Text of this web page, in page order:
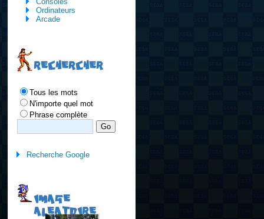
Ordinateurs
Arcade
RECHERCHER
Tous les mots
N'importe quel mot
Phrase complète
Recherche Google
IMAGE
ALEATOIRE